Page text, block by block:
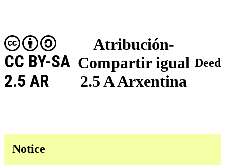
Atribución-
Compartir igual
2.5 A Arxentina
CC BY-SA
2.5 AR
Deed
Notice